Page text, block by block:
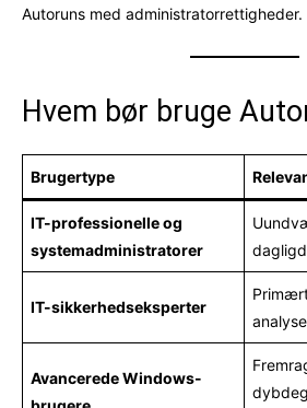
Autoruns med administratorrettigheder.
Hvem bør bruge
Brugertype
IT-professionelle og
systemadministratorer
IT-sikkerhedseksperter
Avancerede Windows-